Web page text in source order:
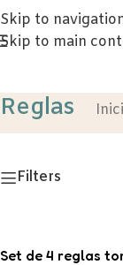
Skip to
Skip to main
Reglas
Filters
Set de 4 reglas